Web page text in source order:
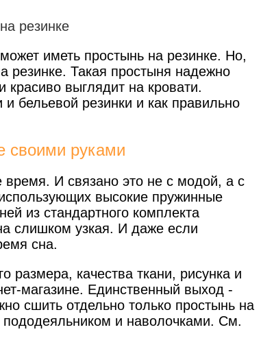
иметь простынь на резинке. Но,
резинке. Такая простыня надежно
выглядит на кровати.
и бельевой резинки и как правильно
своими руками
И связано это не с модой, а с
высокие пружинные
из стандартного комплекта
слишком узкая. И даже если
сна.
размера, качества ткани, рисунка и
магазине. Единственный выход -
сшить отдельно только простынь на
пододеяльником и наволочками. См.